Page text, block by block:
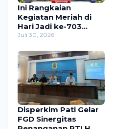
Ini Rangkaian
Kegiatan Meriah di
Hari Jadi ke-703
Kabupaten Pati dan
Juli 30, 2026
Disperkim Pati Gelar
FGD Sinergitas